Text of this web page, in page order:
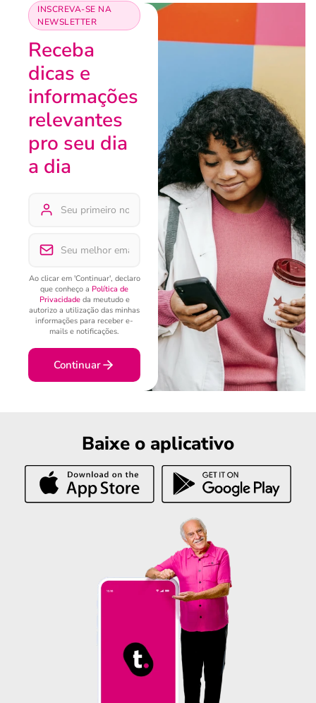
INSCREVA-SE NA
NEWSLETTER
Receba
dicas e
informações
relevantes
pro seu dia
a dia
Ao clicar em 'Continuar', declaro
que conheço a Política de
Privacidadeda meutudo e
autorizo a utilização das minhas
informações para receber e-
mails e notificações.
Continuar
Baixe o aplicativo